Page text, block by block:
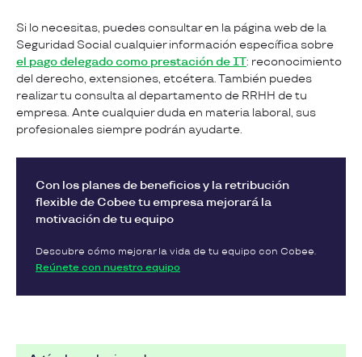
Si lo necesitas, puedes consultar en la página web de la
Seguridad Social cualquier información específica sobre
el pago delegado como prestación de IT: reconocimiento
del derecho, extensiones, etcétera. También puedes
realizar tu consulta al departamento de RRHH de tu
empresa. Ante cualquier duda en materia laboral, sus
profesionales siempre podrán ayudarte.
Con los planes de beneficios y la retribución
flexible de Cobee tu empresa mejorará la
motivación de tu equipo
Descubre cómo mejorar la vida de tu equipo con Cobee.
Reúnete con nuestro equipo